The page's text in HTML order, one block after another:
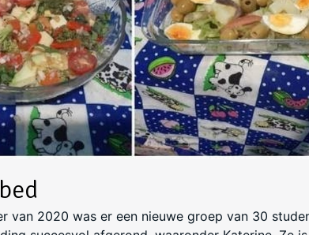
van 2020 was er een nieuwe groep van 30